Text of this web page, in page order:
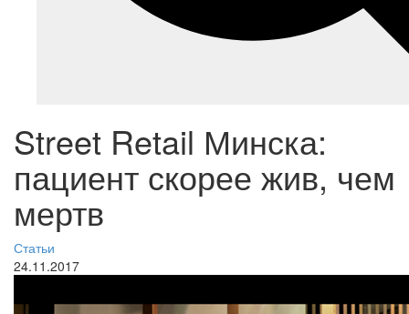
Street Retail Минска:
пациент скорее жив, чем
мертв
Статьи
24.11.2017